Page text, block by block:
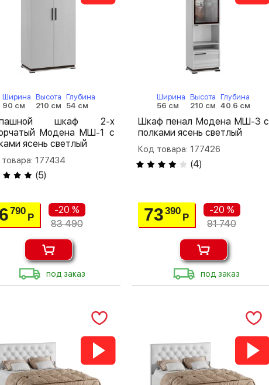
Ширина
90 см
Высота
210 см
Глубина
54 см
шкаф 2-х
Модена МШ-1 с
ясень светлый
177434
(5)
790
Р
-20 %
83 490
под заказ
Ширина
56 см
Высота
210 см
Глубина
40.6 см
Шкаф пенал Модена МШ-3 с
полками ясень светлый
Код товара: 177426
(4)
73390
Р
-20 %
91 740
под заказ